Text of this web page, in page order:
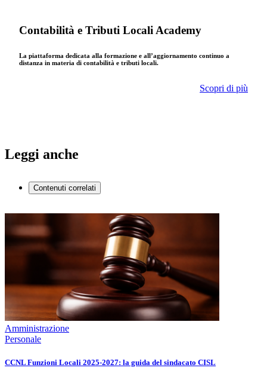
Contabilità e Tributi Locali Academy
La piattaforma dedicata alla formazione e all’aggiornamento continuo a
distanza in materia di contabilità e tributi locali.
Scopri di più
Leggi anche
Contenuti correlati
Amministrazione
Personale
CCNL Funzioni Locali 2025-2027: la guida del sindacato CISL